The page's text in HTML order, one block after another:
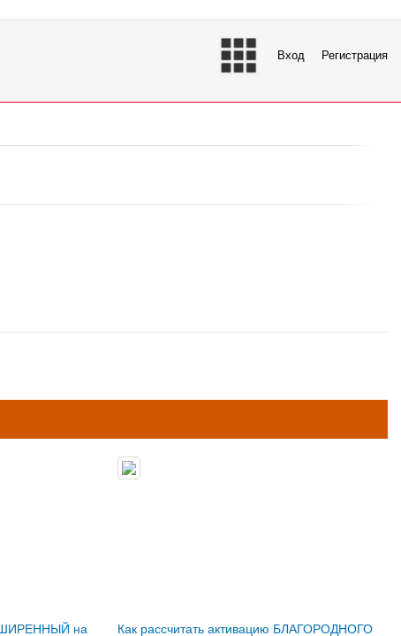
Вход Регистрация
на
Как рассчитать активацию БЛАГОРОДНОГО